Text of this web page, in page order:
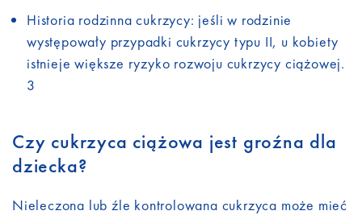
Historia rodzinna cukrzycy: jeśli w rodzinie
występowały przypadki cukrzycy typu II, u kobiety
istnieje większe ryzyko rozwoju cukrzycy ciążowej.
3
Czy cukrzyca ciążowa jest groźna dla
dziecka?
Nieleczona lub źle kontrolowana cukrzyca może mieć